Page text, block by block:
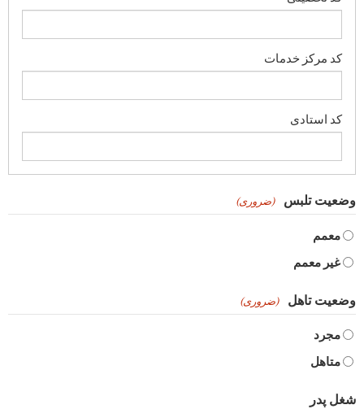
وضعیت تلبس (ضروری)
معمم
غیر معمم
وضعیت تاهل (ضروری)
مجرد
متاهل
شغل پدر